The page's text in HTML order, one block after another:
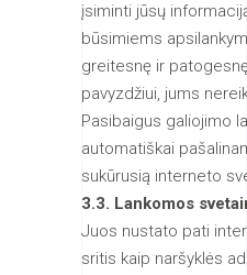
įsiminti jūsų
būsimiems
greitesnę ir
pavyzdžiui, jums
Pasibaigus galiojimo
automatiškai
sukūrusią interneto
3.3. Lankomos
Juos nustato pati
sritis kaip naršyklės